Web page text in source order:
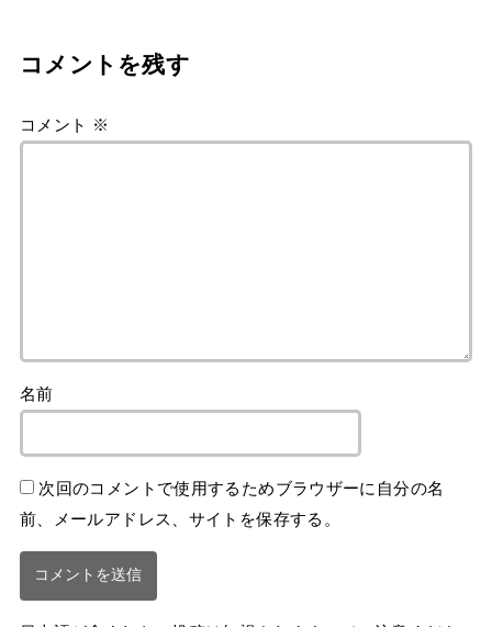
コメントを残す
コメント ※
名前
次回のコメントで使用するためブラウザーに自分の名
前、メールアドレス、サイトを保存する。